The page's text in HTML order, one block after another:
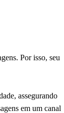
Por isso, seu
assegurando
em um canal